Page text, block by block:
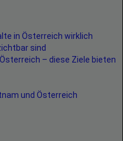
in Österreich wirklich
sind
– diese Ziele bieten
und Österreich